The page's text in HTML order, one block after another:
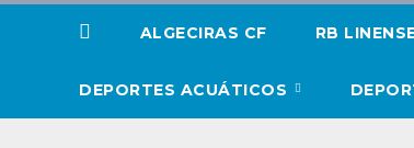
ALGECIRAS CF RB
DEPORTES ACUÁTICOS